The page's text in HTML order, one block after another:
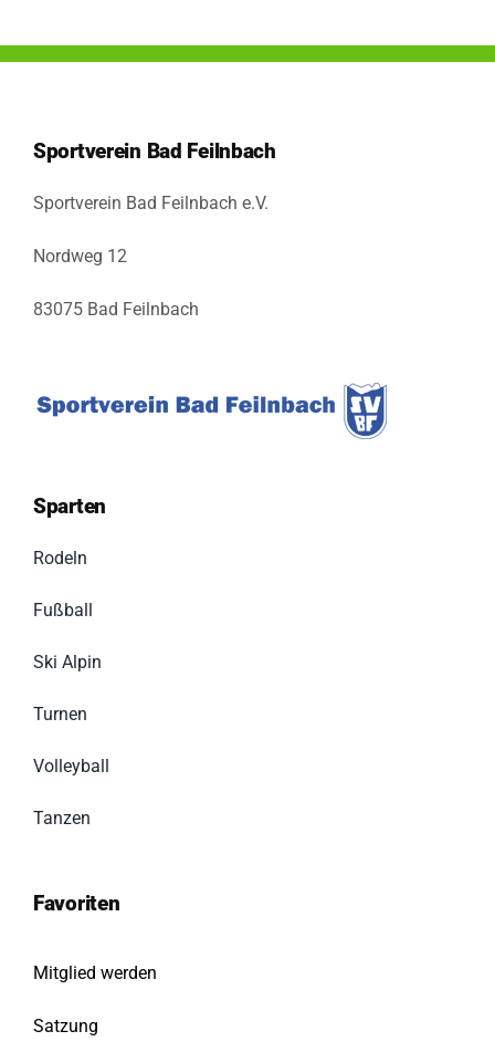
Sportverein Bad Feilnbach
Sportverein Bad Feilnbach e.V.
Nordweg 12
83075 Bad Feilnbach
Sparten
Rodeln
Fußball
Ski Alpin
Turnen
Volleyball
Tanzen
Favoriten
Mitglied werden
Satzung